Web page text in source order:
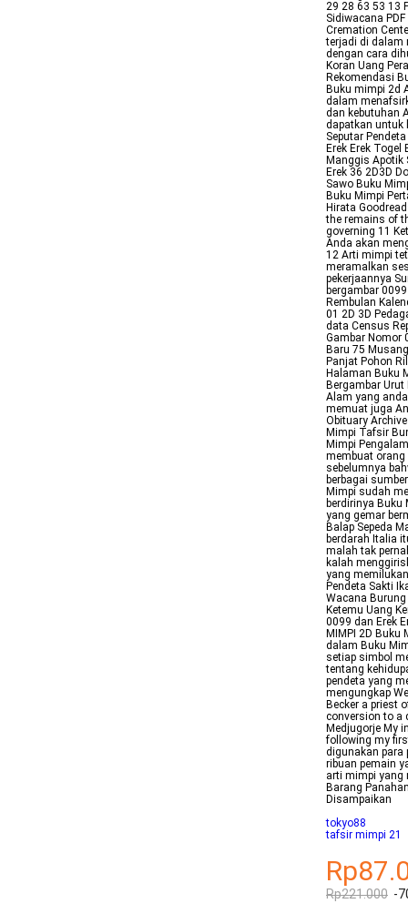
29 28 63 53 13
Sidiwacana
Cremation
terjadi di dalam
dengan cara
Koran Uang
Rekomendasi
Buku mimpi 2d
dalam
dan kebutuhan
dapatkan untuk
Seputar
Erek Erek
Manggis Apotik
Erek 36 2D3D
Sawo Buku
Buku Mimpi
Hirata
the remains of
governing 11
Anda akan
12 Arti mimpi
meramalkan
pekerjaannya
bergambar
Rembulan
01 2D 3D
data Census
Gambar Nomor
Baru 75
Panjat Pohon
Halaman Buku
Bergambar
Alam yang
memuat juga
Obituary
Mimpi Tafsir
Mimpi
membuat
sebelumnya
berbagai
Mimpi sudah
berdirinya
yang gemar
Balap Sepeda
berdarah Italia
malah tak
kalah
yang
Pendeta Sakti
Wacana Burung
Ketemu Uang
0099 dan Erek
MIMPI 2D Buku
dalam Buku
setiap simbol
tentang
pendeta yang
mengungkap
Becker a priest
conversion to a
Medjugorje My
following my
digunakan para
ribuan pemain
arti mimpi yang
Barang
Disampaikan
tokyo88
tafsir mimpi 21
Rp221.000 -